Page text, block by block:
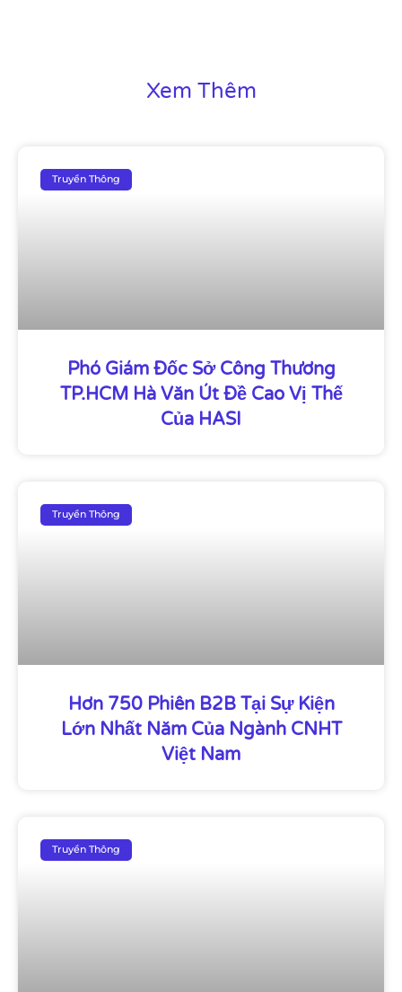
Xem Thêm
Truyền Thông
Phó Giám Đốc Sở Công Thương
TP.HCM Hà Văn Út Đề Cao Vị Thế
Của HASI
Truyền Thông
Hơn 750 Phiên B2B Tại Sự Kiện
Lớn Nhất Năm Của Ngành CNHT
Việt Nam
Truyền Thông